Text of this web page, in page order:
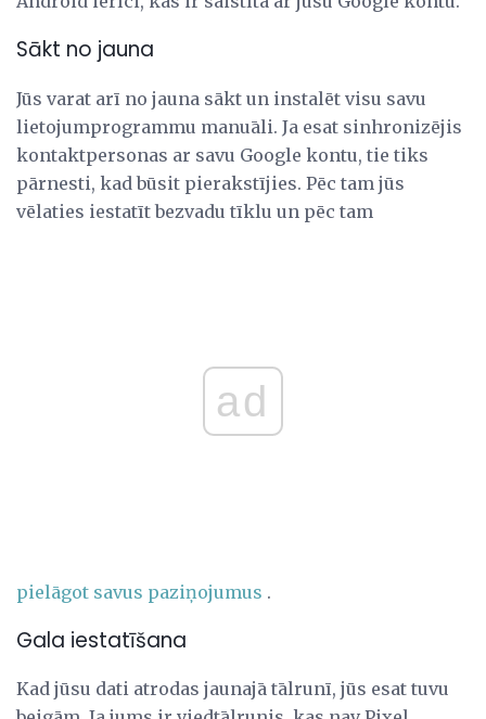
Sākt no jauna
Jūs varat arī no jauna sākt un instalēt visu savu
lietojumprogrammu manuāli. Ja esat sinhronizējis
kontaktpersonas ar savu Google kontu, tie tiks
pārnesti, kad būsit pierakstījies. Pēc tam jūs
vēlaties iestatīt bezvadu tīklu un pēc tam
ad
pielāgot savus paziņojumus .
Gala iestatīšana
Kad jūsu dati atrodas jaunajā tālrunī, jūs esat tuvu